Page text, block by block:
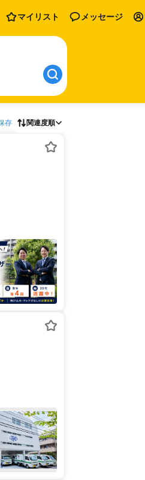
マイリスト メッセージ
存 関連度順